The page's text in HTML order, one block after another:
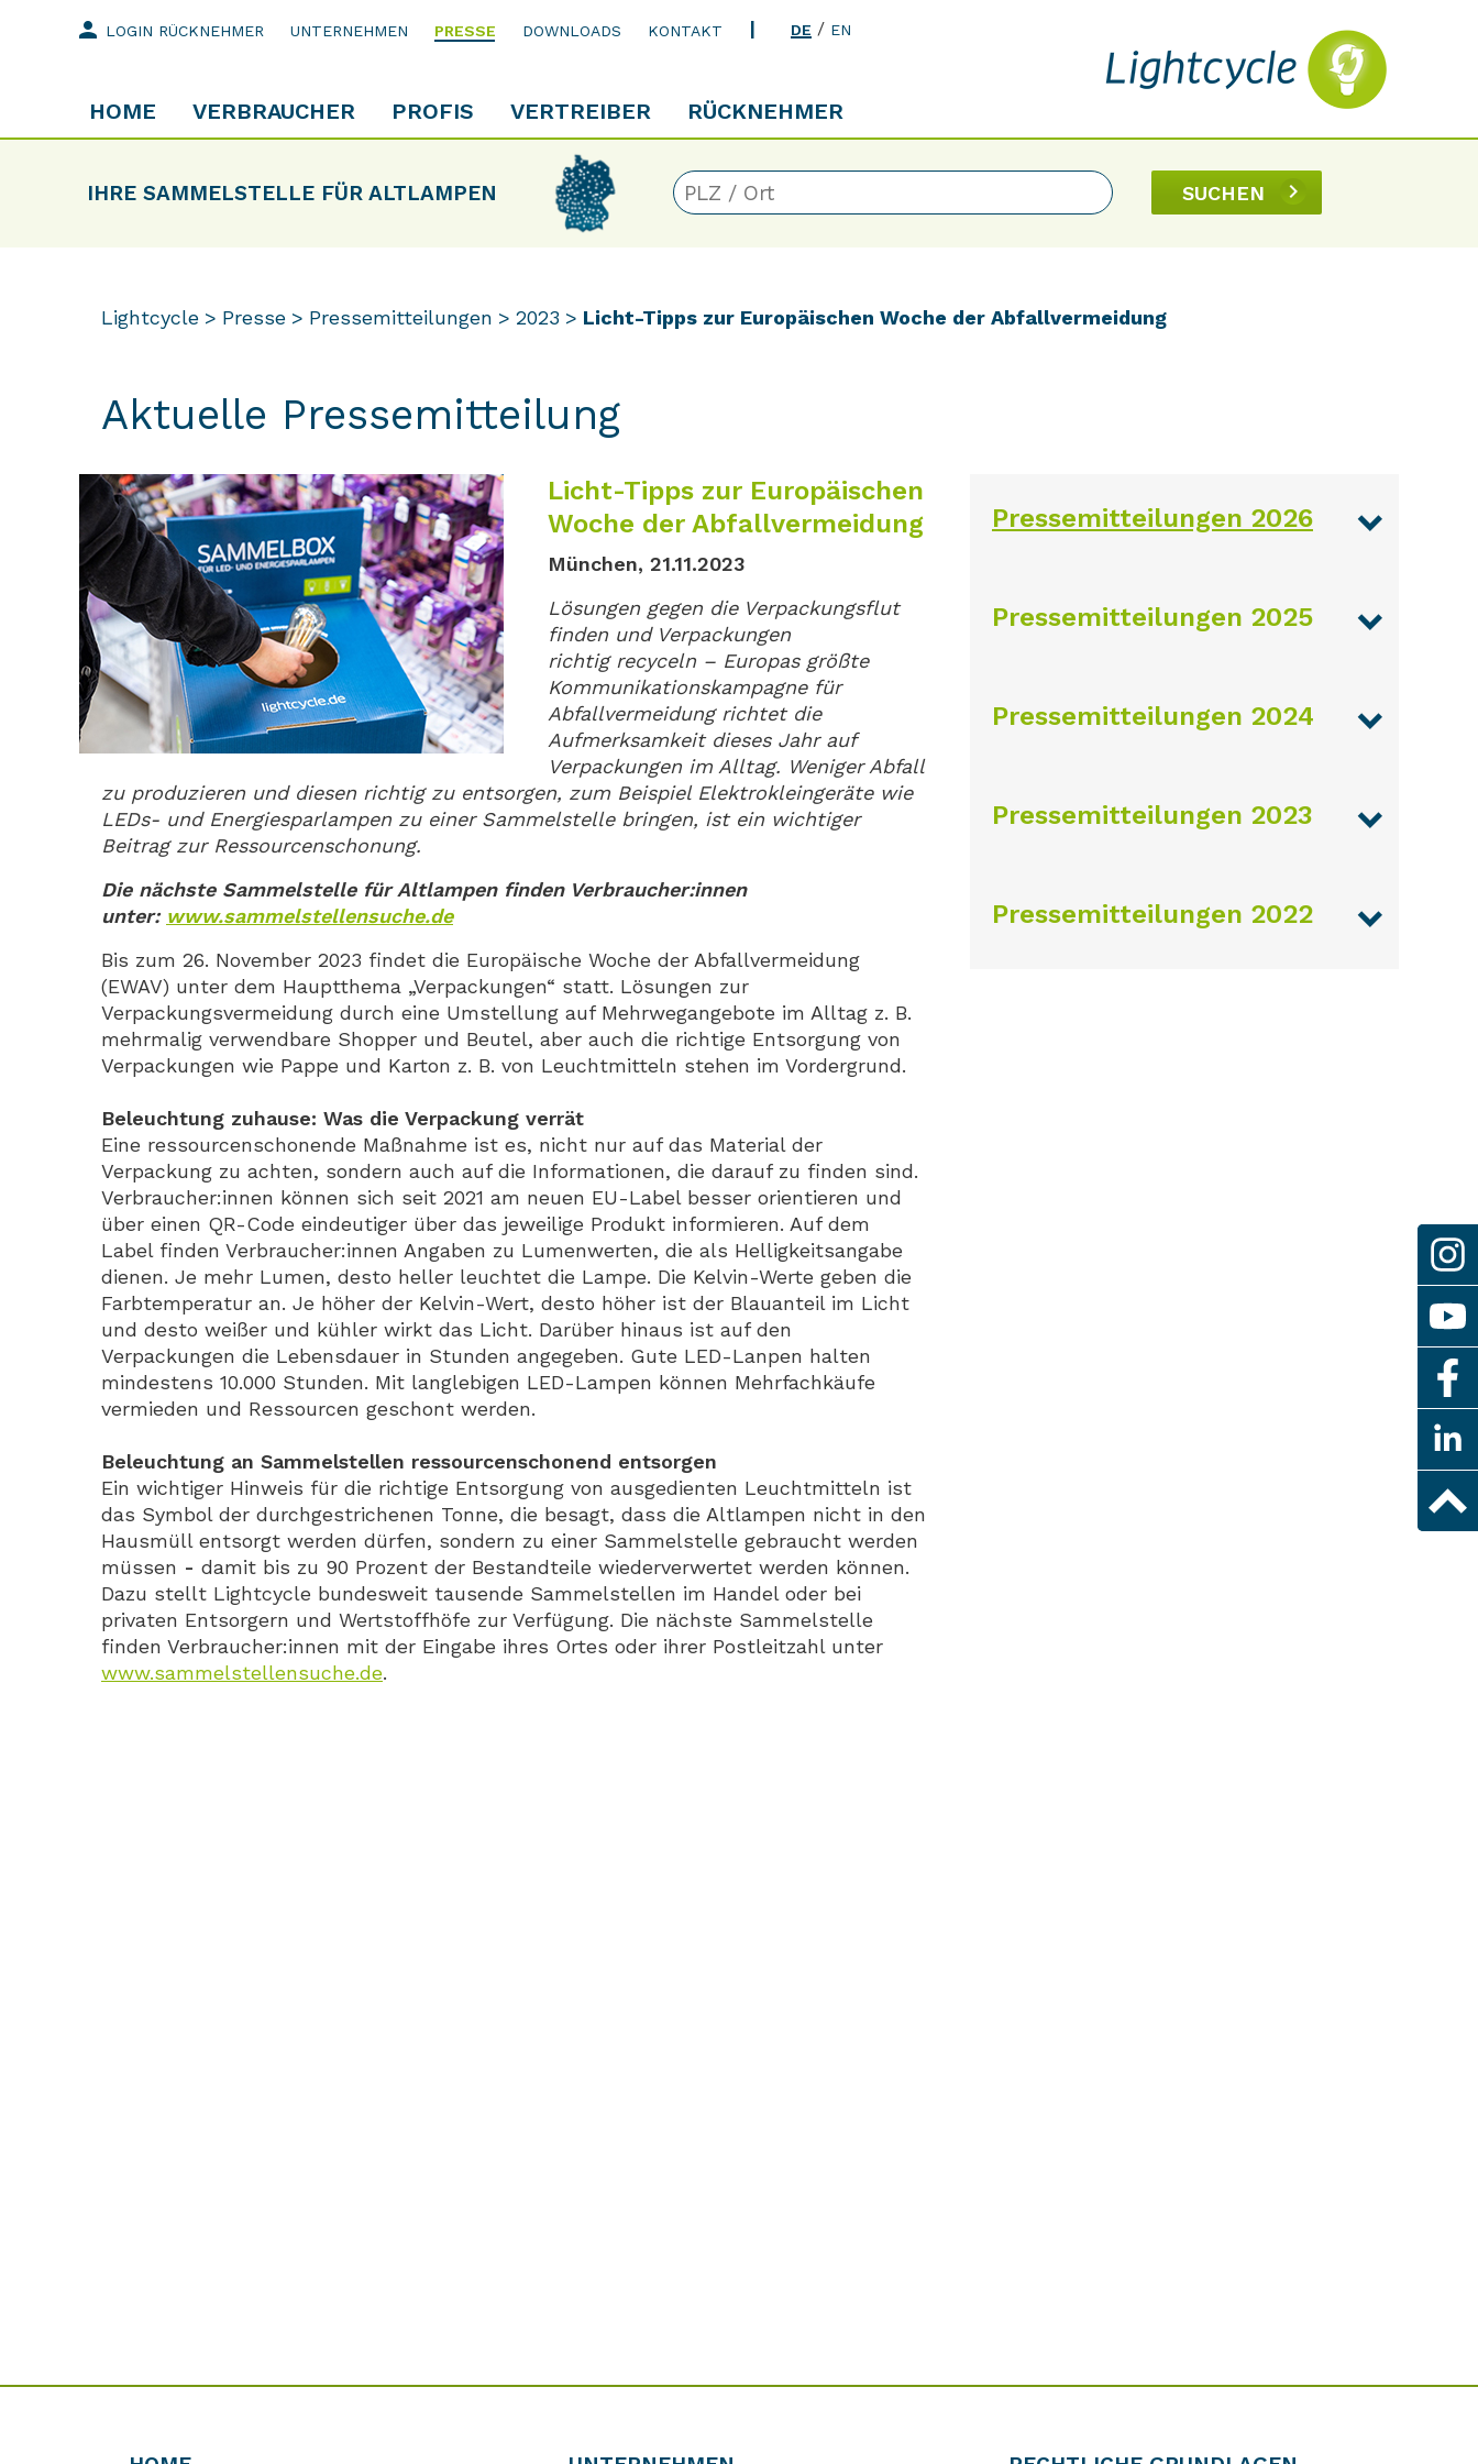
HOME VERBRAUCHER PROFIS VERTREIBER RÜCKNEHMER
person LOGIN RÜCKNEHMER UNTERNEHMEN PRESSE DOWNLOADS KONTAKT DE / EN
IHRE SAMMELSTELLE FÜR ALTLAMPEN SUCHEN
Lightcycle Presse Pressemitteilungen 2023 Licht-Tipps zur Europäischen Woche der Abfallvermeidung
Aktuelle Pressemitteilung
Licht-Tipps zur Europäischen
Woche der Abfallvermeidung
München, 21.11.2023
Lösungen gegen die Verpackungsflut
finden und Verpackungen
richtig recyceln – Europas größte
Kommunikationskampagne für
Abfallvermeidung richtet die
Aufmerksamkeit dieses Jahr auf
Verpackungen im Alltag. Weniger Abfall
zu produzieren und diesen richtig zu entsorgen, zum Beispiel Elektrokleingeräte wie
LEDs- und Energiesparlampen zu einer Sammelstelle bringen, ist ein wichtiger
Beitrag zur Ressourcenschonung.
Die nächste Sammelstelle für Altlampen finden Verbraucher:innen
unter: www.sammelstellensuche.de
Bis zum 26. November 2023 findet die Europäische Woche der Abfallvermeidung
(EWAV) unter dem Hauptthema „Verpackungen“ statt. Lösungen zur
Verpackungsvermeidung durch eine Umstellung auf Mehrwegangebote im Alltag z. B.
mehrmalig verwendbare Shopper und Beutel, aber auch die richtige Entsorgung von
Verpackungen wie Pappe und Karton z. B. von Leuchtmitteln stehen im Vordergrund.
Beleuchtung zuhause: Was die Verpackung verrät
Eine ressourcenschonende Maßnahme ist es, nicht nur auf das Material der
Verpackung zu achten, sondern auch auf die Informationen, die darauf zu finden sind.
Verbraucher:innen können sich seit 2021 am neuen EU-Label besser orientieren und
über einen QR-Code eindeutiger über das jeweilige Produkt informieren. Auf dem
Label finden Verbraucher:innen Angaben zu Lumenwerten, die als Helligkeitsangabe
dienen. Je mehr Lumen, desto heller leuchtet die Lampe. Die Kelvin-Werte geben die
Farbtemperatur an. Je höher der Kelvin-Wert, desto höher ist der Blauanteil im Licht
und desto weißer und kühler wirkt das Licht. Darüber hinaus ist auf den
Verpackungen die Lebensdauer in Stunden angegeben. Gute LED-Lanpen halten
mindestens 10.000 Stunden. Mit langlebigen LED-Lampen können Mehrfachkäufe
vermieden und Ressourcen geschont werden.
Beleuchtung an Sammelstellen ressourcenschonend entsorgen
Ein wichtiger Hinweis für die richtige Entsorgung von ausgedienten Leuchtmitteln ist
das Symbol der durchgestrichenen Tonne, die besagt, dass die Altlampen nicht in den
Hausmüll entsorgt werden dürfen, sondern zu einer Sammelstelle gebraucht werden
müssen - damit bis zu 90 Prozent der Bestandteile wiederverwertet werden können.
Dazu stellt Lightcycle bundesweit tausende Sammelstellen im Handel oder bei
privaten Entsorgern und Wertstoffhöfe zur Verfügung. Die nächste Sammelstelle
finden Verbraucher:innen mit der Eingabe ihres Ortes oder ihrer Postleitzahl unter
www.sammelstellensuche.de.
Pressemitteilungen 2026
Pressemitteilungen 2025
Pressemitteilungen 2024
Pressemitteilungen 2023
Pressemitteilungen 2022